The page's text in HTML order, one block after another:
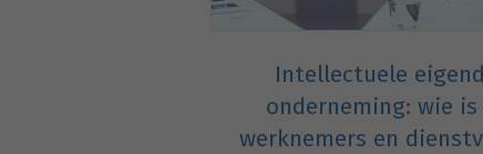
Intellectuele
onderneming: wie
werknemers en